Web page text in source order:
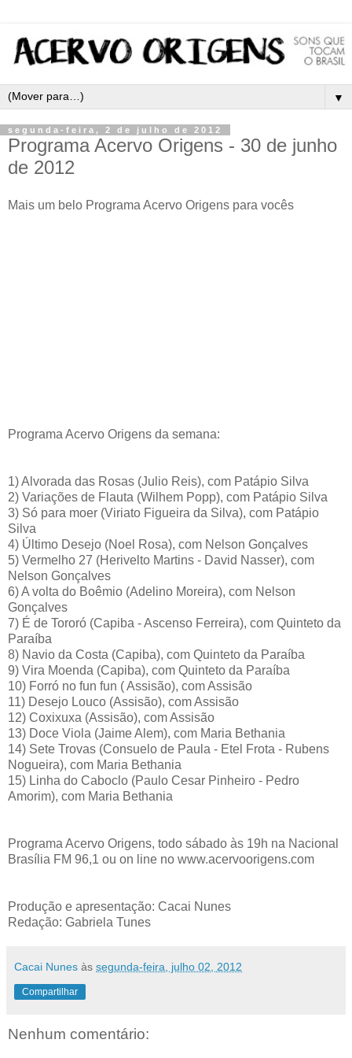
▼
segunda-feira, 2 de julho de 2012
Programa Acervo Origens - 30 de junho
de 2012
Mais um belo Programa Acervo Origens para vocês
Programa Acervo Origens da semana:
1) Alvorada das Rosas (Julio Reis), com Patápio Silva
2) Variações de Flauta (Wilhem Popp), com Patápio Silva
3) Só para moer (Viriato Figueira da Silva), com Patápio
Silva
4) Último Desejo (Noel Rosa), com Nelson Gonçalves
5) Vermelho 27 (Herivelto Martins - David Nasser), com
Nelson Gonçalves
6) A volta do Boêmio (Adelino Moreira), com Nelson
Gonçalves
7) É de Tororó (Capiba - Ascenso Ferreira), com Quinteto da
Paraíba
8) Navio da Costa (Capiba), com Quinteto da Paraíba
9) Vira Moenda (Capiba), com Quinteto da Paraíba
10) Forró no fun fun (Assisão), com Assisão
11) Desejo Louco (Assisão), com Assisão
12) Coxixuxa (Assisão), com Assisão
13) Doce Viola (Jaime Alem), com Maria Bethania
14) Sete Trovas (Consuelo de Paula - Etel Frota - Rubens
Nogueira), com Maria Bethania
15) Linha do Caboclo (Paulo Cesar Pinheiro - Pedro
Amorim), com Maria Bethania
Programa Acervo Origens, todo sábado às 19h na Nacional
Brasília FM 96,1 ou on line no www.acervoorigens.com
Produção e apresentação: Cacai Nunes
Redação: Gabriela Tunes
Cacai Nunes às segunda-feira, julho 02, 2012
Compartilhar
Nenhum comentário: